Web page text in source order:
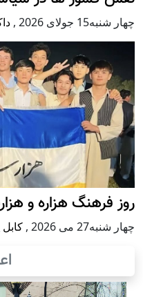
چهار شنبه15 جولای 2026 ,
روز فرهنگ هزاره و
چهار شنبه27 می 2026 ,